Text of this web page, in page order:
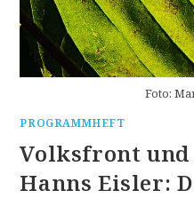
Foto:
PROGRAMMHEFT
Volksfront
Hanns Eisler: